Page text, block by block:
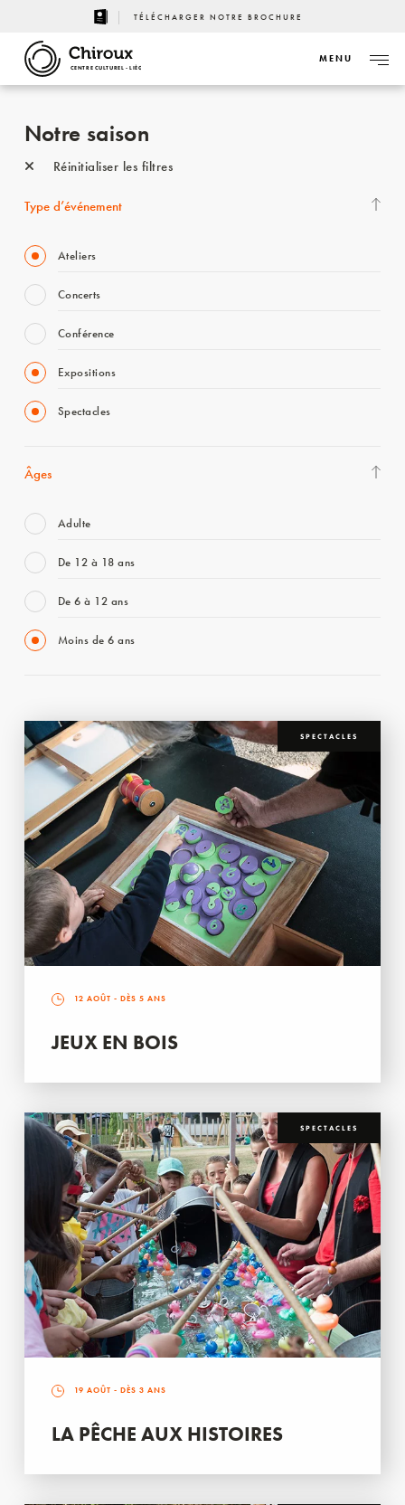
TÉLÉCHARGER NOTRE BROCHURE
CENTRE CULTUREL - LIÈGE
MENU
Notre saison
Réinitialiser les filtres
Type d’événement
Ateliers
Concerts
Conférence
Expositions
Spectacles
Âges
Adulte
De 12 à 18 ans
De 6 à 12 ans
Moins de 6 ans
SPECTACLES
12 AOÛT - DÈS 5 ANS
JEUX EN BOIS
SPECTACLES
19 AOÛT - DÈS 3 ANS
LA PÊCHE AUX HISTOIRES